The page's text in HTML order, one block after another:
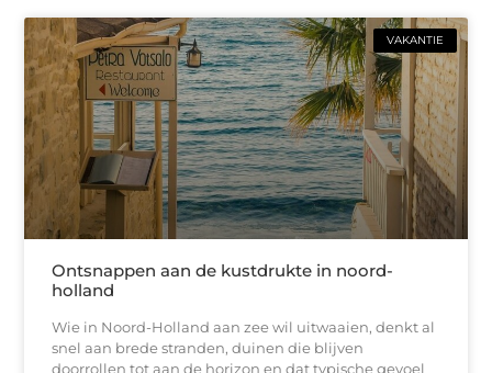
VAKANTIE
Ontsnappen aan de kustdrukte in noord-
holland
Wie in Noord-Holland aan zee wil uitwaaien, denkt al
snel aan brede stranden, duinen die blijven
doorrollen tot aan de horizon en dat typische gevoel